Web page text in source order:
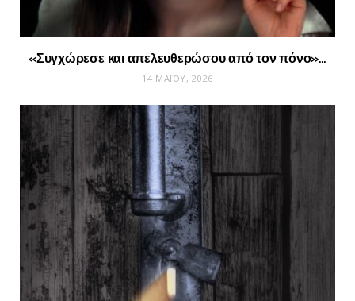
«Συγχώρεσε και απελευθερώσου από τον πόνο»…
14 ΜΑΪ́ΟΥ, 2026